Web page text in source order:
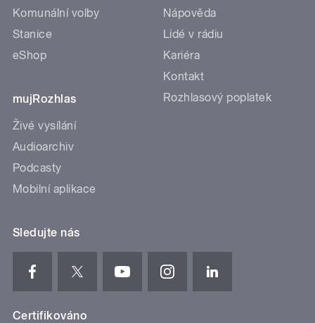
Komunální volby
Stanice
eShop
mujRozhlas
Živé vysílání
Audioarchiv
Podcasty
Mobilní aplikace
Nápověda
Lidé v rádiu
Kariéra
Kontakt
Rozhlasový poplatek
Sledujte nás
Certifikováno